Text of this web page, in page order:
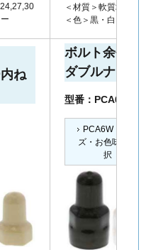
＜材質＞軟質塩ビ
＜色＞黒・白・グレ
ね
ボルト余長
ダブルナット
型番：PCA6W
PCA6W サイ
ズ・お色味を選
択